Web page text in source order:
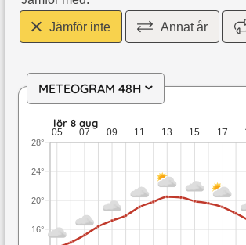
Jämför inte Annat år
METEOGRAM 48H›
lör 8 aug: 20,5 till 13,2 grader: ingen
lör 8 aug
05 07 09 11 13 15 17
16°
20°
24°
28°